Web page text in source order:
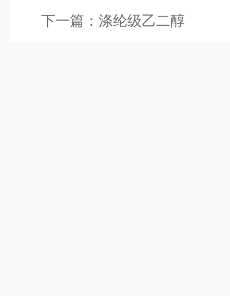
下一篇： 涤纶级乙二醇